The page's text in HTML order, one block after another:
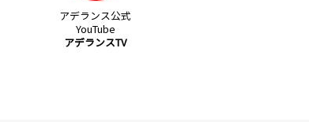
アデランス公式
YouTube
アデランスTV